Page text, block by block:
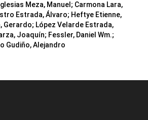
Meza, Manuel; Carmona Lara,
Estrada, Álvaro; Heftye Etienne,
Gerardo; López Velarde Estrada,
Joaquín; Fessler, Daniel Wm.;
Gudiño, Alejandro